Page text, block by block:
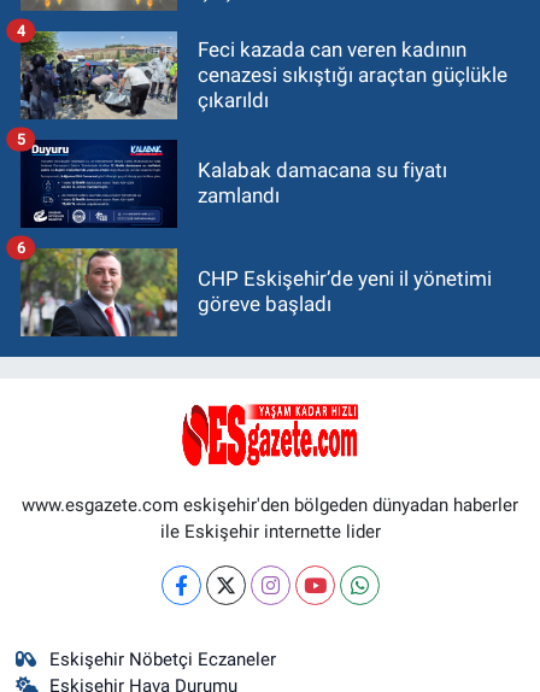
Feci kazada can veren kadının
cenazesi sıkıştığı araçtan güçlükle
çıkarıldı
4
Kalabak damacana su fiyatı
zamlandı
5
CHP Eskişehir’de yeni il yönetimi
göreve başladı
6
www.esgazete.com eskişehir'den bölgeden dünyadan haberler
ile Eskişehir internette lider
Eskişehir Nöbetçi Eczaneler
Eskişehir Hava Durumu